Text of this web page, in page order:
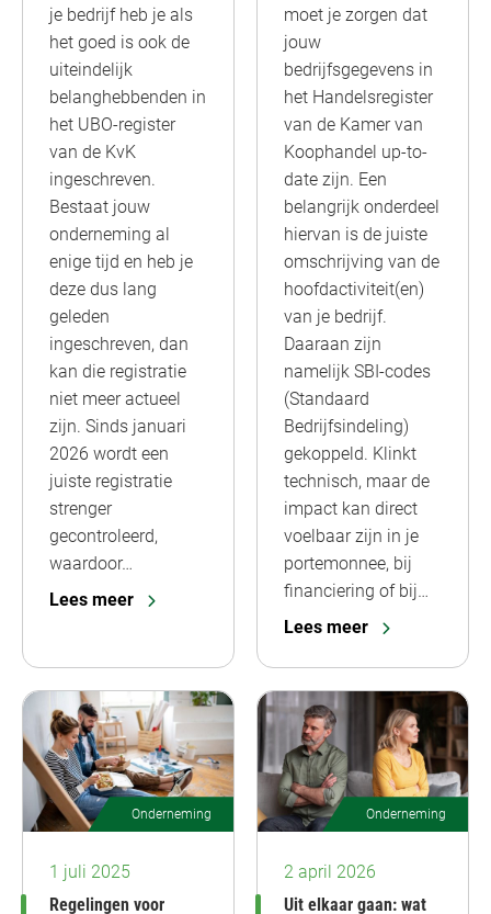
je bedrijf heb je als
het goed is ook de
uiteindelijk
belanghebbenden in
het UBO-register
van de KvK
ingeschreven.
Bestaat jouw
onderneming al
enige tijd en heb je
deze dus lang
geleden
ingeschreven, dan
kan die registratie
niet meer actueel
zijn. Sinds januari
2026 wordt een
juiste registratie
strenger
gecontroleerd,
waardoor…
Lees meer
moet je zorgen dat
jouw
bedrijfsgegevens in
het Handelsregister
van de Kamer van
Koophandel up-to-
date zijn. Een
belangrijk onderdeel
hiervan is de juiste
omschrijving van de
hoofdactiviteit(en)
van je bedrijf.
Daaraan zijn
namelijk SBI-codes
(Standaard
Bedrijfsindeling)
gekoppeld. Klinkt
technisch, maar de
impact kan direct
voelbaar zijn in je
portemonnee, bij
financiering of bij…
Lees meer
Onderneming
1 juli 2025
Regelingen voor
Onderneming
2 april 2026
Uit elkaar gaan: wat